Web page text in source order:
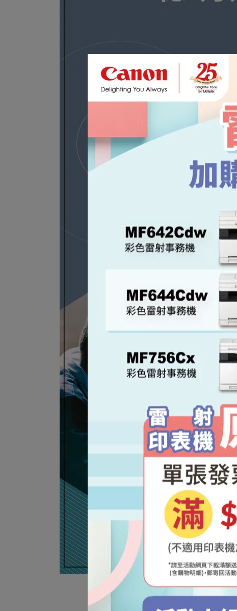
#MF#449#449x#CRG-057#CRG-